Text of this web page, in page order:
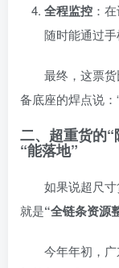
全程监控 ：
随时能通过手
最终，这票
备底座的焊点说
二、超重货的
“能落地”
如果说超尺
就是“全链条资源
今年年初，